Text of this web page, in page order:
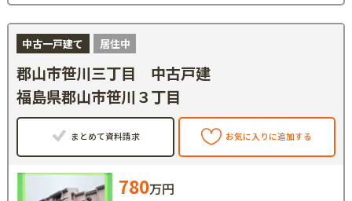
中古一戸建て 居住中
郡山市笹川三丁目 中古戸建
福島県郡山市笹川３丁目
まとめて資料請求 お気に入りに追加する
780万円